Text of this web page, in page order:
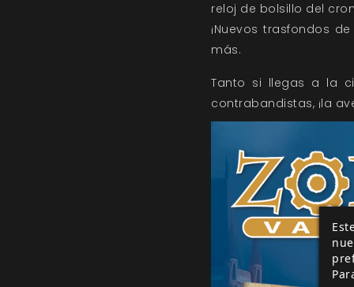
reloj de bolsillo del
¡Nuevos trasfondos
más.
Tanto si llegas a la
contrabandistas, ¡la